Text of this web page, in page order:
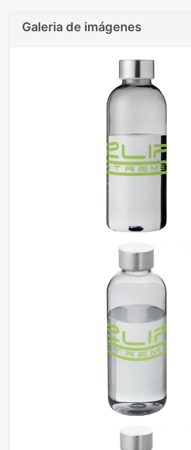
Galeria de imágenes